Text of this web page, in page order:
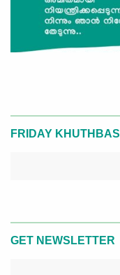
FRIDAY KHUTHBAS
GET NEWSLETTER